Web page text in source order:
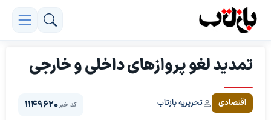
تمدید لغو پروازهای داخلی و خارجی
اقتصادی تحریریه بازتاب کد خبر1149620